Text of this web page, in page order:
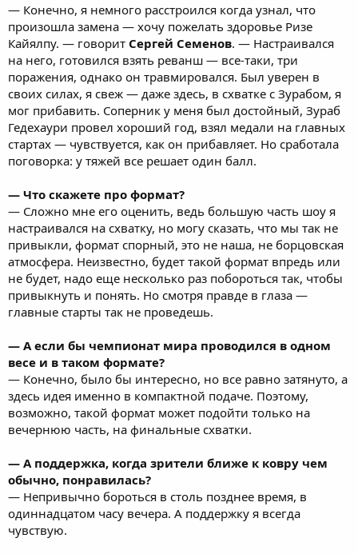
— Конечно, я немного расстроился когда узнал, что
произошла замена — хочу пожелать здоровье Ризе
Кайялпу. — говорит Сергей Семенов. — Настраивался
на него, готовился взять реванш — все-таки, три
поражения, однако он травмировался. Был уверен в
своих силах, я свеж — даже здесь, в схватке с Зурабом, я
мог прибавить. Соперник у меня был достойный, Зураб
Гедехаури провел хороший год, взял медали на главных
стартах — чувствуется, как он прибавляет. Но сработала
поговорка: у тяжей все решает один балл.
— Что скажете про формат?
— Сложно мне его оценить, ведь большую часть шоу я
настраивался на схватку, но могу сказать, что мы так не
привыкли, формат спорный, это не наша, не борцовская
атмосфера. Неизвестно, будет такой формат впредь или
не будет, надо еще несколько раз побороться так, чтобы
привыкнуть и понять. Но смотря правде в глаза —
главные старты так не проведешь.
— А если бы чемпионат мира проводился в одном
весе и в таком формате?
— Конечно, было бы интересно, но все равно затянуто, а
здесь идея именно в компактной подаче. Поэтому,
возможно, такой формат может подойти только на
вечернюю часть, на финальные схватки.
— А поддержка, когда зрители ближе к ковру чем
обычно, понравилась?
— Непривычно бороться в столь позднее время, в
одиннадцатом часу вечера. А поддержку я всегда
чувствую.